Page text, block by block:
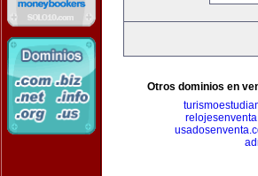
Otros dominios en